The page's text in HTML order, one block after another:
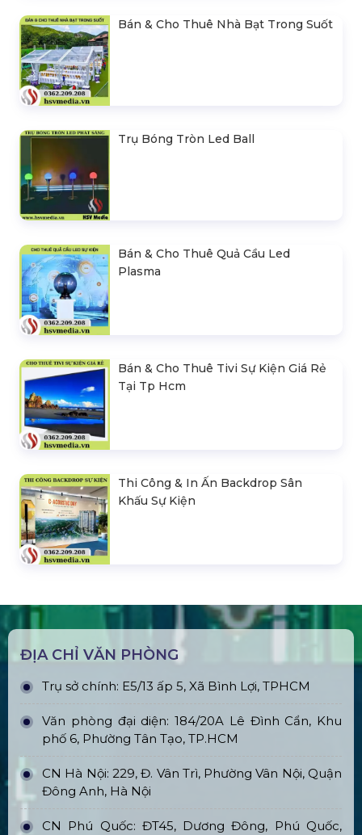
Bán & Cho Thuê Nhà Bạt Trong Suốt
Trụ Bóng Tròn Led Ball
Bán & Cho Thuê Quả Cầu Led
Plasma
Bán & Cho Thuê Tivi Sự Kiện Giá Rẻ
Tại Tp Hcm
Thi Công & In Ấn Backdrop Sân
Khấu Sự Kiện
ĐỊA CHỈ VĂN PHÒNG
Trụ sở chính: E5/13 ấp 5, Xã Bình Lợi, TPHCM
Văn phòng đại diện: 184/20A Lê Đình Cẩn, Khu
phố 6, Phường Tân Tạo, TP.HCM
CN Hà Nội: 229, Đ. Vân Trì, Phường Vân Nội, Quận
Đông Anh, Hà Nội
CN Phú Quốc: ĐT45, Dương Đông, Phú Quốc,